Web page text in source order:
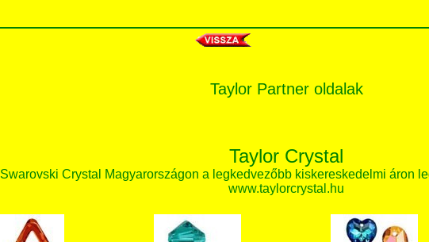
Taylor Partner oldalak
Taylor Crystal
Swarovski Crystal Magyarországon a legkedvezőbb kiskereskedelmi áron
www.taylorcrystal.hu